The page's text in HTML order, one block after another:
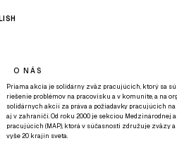
O NÁS
Priama akcia je solidárny zväz pracujúcich, ktorý sa
riešenie problémov na pracovisku a v komunite, a na
solidárnych akcií za práva a požiadavky pracujúcich
aj v zahraničí. Od roku 2000 je sekciou Medzinárodnej
pracujúcich (MAP), ktorá v súčasnosti združuje zväzy
vyše 20 krajín sveta.